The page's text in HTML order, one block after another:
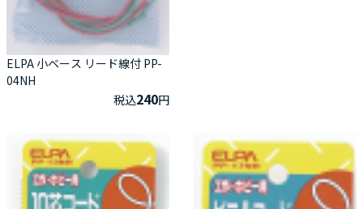
ELPA 小ベース リード線付 PP-
04NH
税込240円